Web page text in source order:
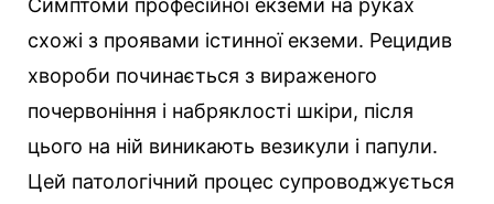
Симптоми професійної екземи на руках
схожі з проявами істинної екземи. Рецидив
хвороби починається з вираженого
почервоніння і набряклості шкіри, після
цього на ній виникають везикули і папули.
Цей патологічний процес супроводжується